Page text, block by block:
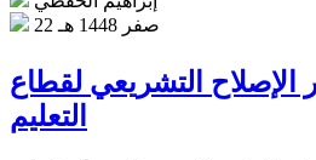
22 صفر 1448 هـ
الإصلاح التشريعي لقطاع
التعليم